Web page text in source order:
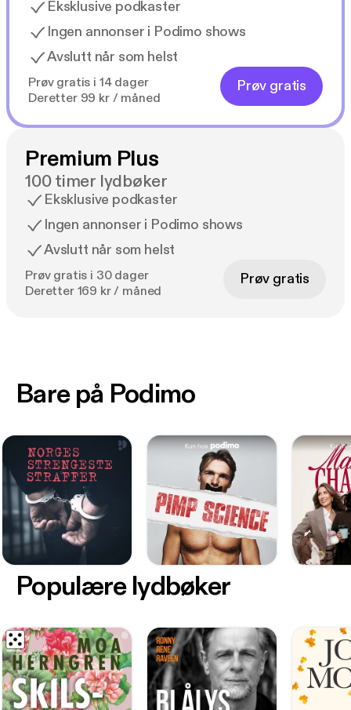
Eksklusive podkaster
Ingen annonser i Podimo shows
Avslutt når som helst
Prøv gratis i 14 dager
Deretter 99 kr / måned
Prøv gratis
Premium Plus
100 timer lydbøker
Eksklusive podkaster
Ingen annonser i Podimo shows
Avslutt når som helst
Prøv gratis i 30 dager
Deretter 169 kr / måned
Prøv gratis
Bare på Podimo
Populære lydbøker